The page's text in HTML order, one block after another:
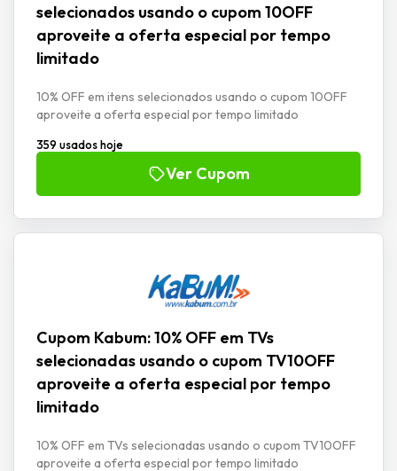
selecionados usando o cupom 10OFF
aproveite a oferta especial por tempo
limitado
10% OFF em itens selecionados usando o cupom 10OFF
aproveite a oferta especial por tempo limitado
359 usados hoje
Ver Cupom
Cupom Kabum: 10% OFF em TVs
selecionadas usando o cupom TV10OFF
aproveite a oferta especial por tempo
limitado
10% OFF em TVs selecionadas usando o cupom TV10OFF
aproveite a oferta especial por tempo limitado